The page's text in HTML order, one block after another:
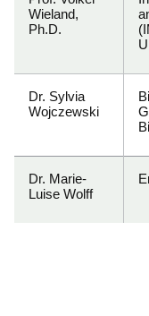
Wieland,
Ph.D.
Dr. Sylvia
Wojczewski
Dr. Marie-
Luise Wolff